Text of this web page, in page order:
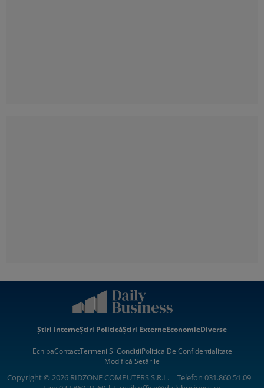
Știri InterneȘtiri PoliticăȘtiri ExterneEconomieDiverse
EchipaContactTermeni Si CondițiiPolitica De Confidentialitate
Modifică Setările
Copyright © 2026 RIDZONE COMPUTERS S.R.L. | Telefon 031.860.51.09 |